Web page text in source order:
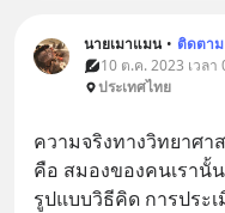
นายเมาแมน • ติดตาม
10 ต.ค. 2023 เวล
ประเทศไทย
ความจริงทางวิทยาศา
คือ สมองของคนเรานั้
รูปแบบวิธีคิด การประ